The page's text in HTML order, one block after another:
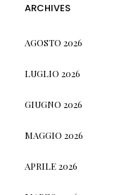
ARCHIVES
AGOSTO 2026
LUGLIO 2026
GIUGNO 2026
MAGGIO 2026
APRILE 2026